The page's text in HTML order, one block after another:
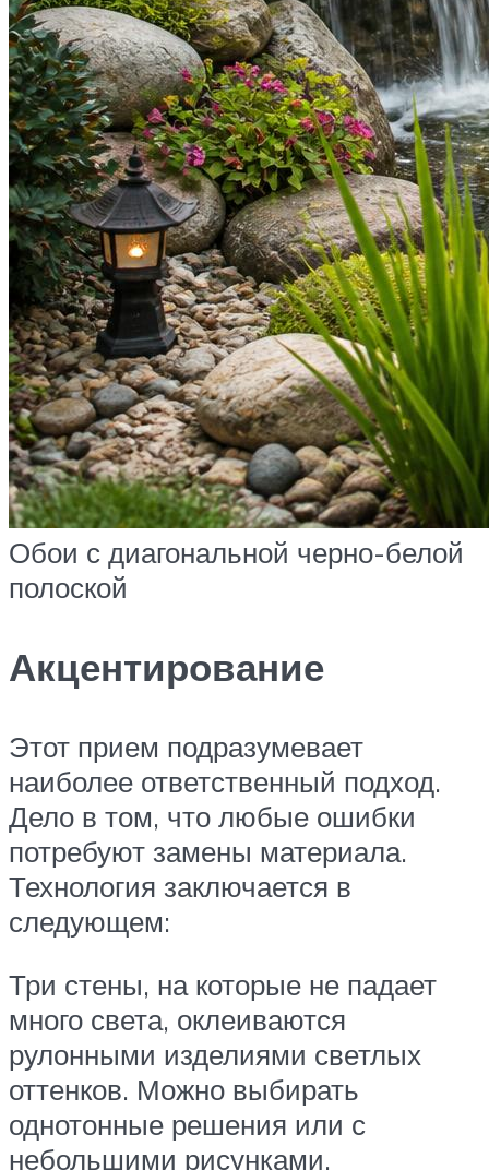
Обои с диагональной черно-белой
полоской
Акцентирование
Этот прием подразумевает
наиболее ответственный подход.
Дело в том, что любые ошибки
потребуют замены материала.
Технология заключается в
следующем:
Три стены, на которые не падает
много света, оклеиваются
рулонными изделиями светлых
оттенков. Можно выбирать
однотонные решения или с
небольшими рисунками.